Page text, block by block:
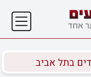
בתל אביב